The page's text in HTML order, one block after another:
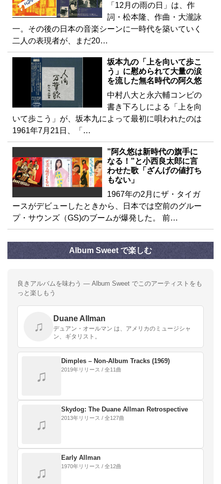
「12月の雨の日」は、作
詞・松本隆、作曲・大瀧詠
一。その後の日本の音楽シーンに一時代を築いていく
二人の表現者が、まだ20…
坂本九の「上を向いて歩こ
う」に慰められて大量の涙
を流した無名時代の阿久悠
中村八大と永六輔コンビの
書き下ろしによる「上を向
いて歩こう」が、坂本九によって最初に唄われたのは
1961年7月21日、「…
”阿久悠は新時代の旗手に
なる！”と小西良太郎に言
わせた歌「ざんげの値打ち
もない」
1967年の2月にザ・タイガ
ースがデビューしたときから、日本では空前のグルー
プ・サウンズ（GS)のブームが爆発した。 前…
Album Sweet で楽しむ
良きアルバムを味わう — Album Sweet でこのアーティストをも
っと楽しもう
♫
Duane Allman
デュアン・オールマン は、アメリカのミュージシャ
ン、ギタリスト。
♫
Dimples – Non‐Album Tracks (1969)
2019年リリース / 全11曲
♫
Skydog: The Duane Allman Retrospective
2013年リリース / 全127曲
♫
Early Allman
1970年リリース / 全12曲